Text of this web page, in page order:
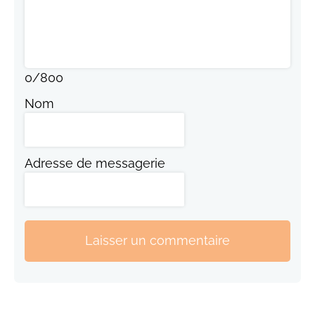
0/800
Nom
Adresse de messagerie
Laisser un commentaire